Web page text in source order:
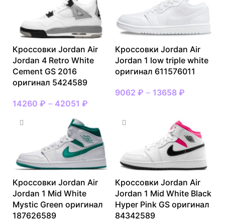
Кроссовки Jordan Air
Jordan 4 Retro White
Cement GS 2016
оригинал 5424589
14260 ₽ – 42051 ₽
Кроссовки Jordan Air
Jordan 1 low triple white
оригинал 611576011
9062 ₽ – 13658 ₽
Кроссовки Jordan Air
Jordan 1 Mid White
Mystic Green оригинал
187626589
Кроссовки Jordan Air
Jordan 1 Mid White Black
Hyper Pink GS оригинал
84342589